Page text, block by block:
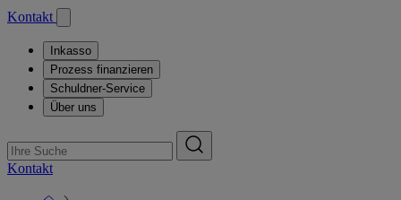
Kontakt
Inkasso
Prozess finanzieren
Schuldner-Service
Über uns
Kontakt